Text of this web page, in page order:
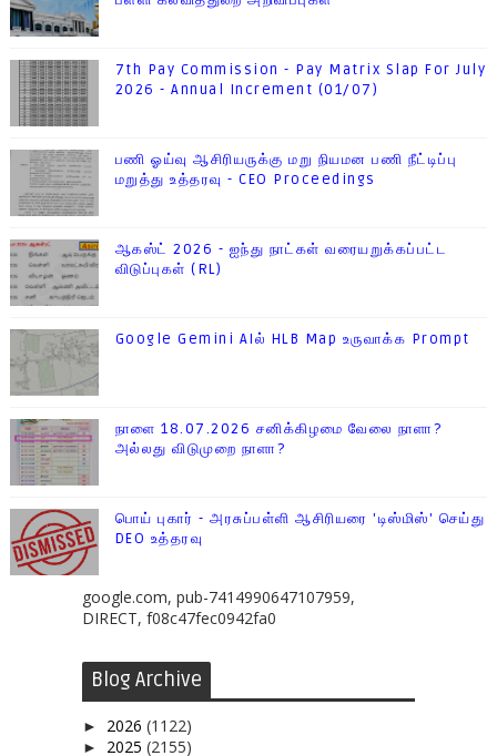
7th Pay Commission - Pay Matrix Slap For July
2026 - Annual Increment (01/07)
பணி ஓய்வு ஆசிரியருக்கு மறு நியமன பணி நீட்டிப்பு
மறுத்து உத்தரவு - CEO Proceedings
ஆகஸ்ட் 2026 - ஐந்து நாட்கள் வரையறுக்கப்பட்ட
விடுப்புகள் (RL)
Google Gemini AIல் HLB Map உருவாக்க Prompt
நாளை 18.07.2026 சனிக்கிழமை வேலை நாளா?
அல்லது விடுமுறை நாளா?
பொய் புகார் - அரசுப்பள்ளி ஆசிரியரை 'டிஸ்மிஸ்' செய்து
DEO உத்தரவு
google.com, pub-7414990647107959,
DIRECT, f08c47fec0942fa0
Blog Archive
► 2026 (1122)
► 2025 (2155)